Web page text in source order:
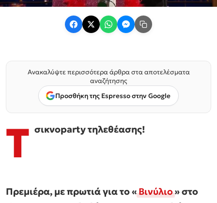
Ανακαλύψτε περισσότερα άρθρα στα αποτελέσματα
αναζήτησης
Προσθήκη της Espresso στην Google
Τ σικνοparty τηλεθέασης!
Πρεμιέρα, με πρωτιά για το «Βινύλιο» στο